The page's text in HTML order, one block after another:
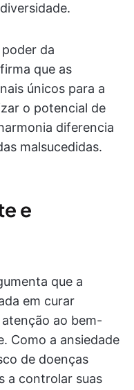
da
que as
únicos para a
o potencial de
diferencia
malsucedidas.
e
que a
em curar
ao bem-
Como a ansiedade
de doenças
a controlar suas